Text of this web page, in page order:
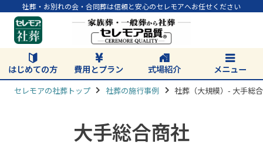
社葬・お別れの会・合同葬は信頼と安心のセレモアへお任せください
はじめての方 費用とプラン 式場紹介 メニュー
セレモアの社葬トップ 社葬の施行事例 社葬（大規模）- 大手総
大手総合商社